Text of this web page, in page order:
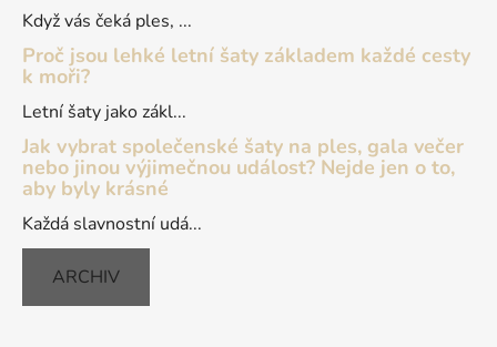
Když vás čeká ples, ...
Proč jsou lehké letní šaty základem každé cesty
k moři?
Letní šaty jako zákl...
Jak vybrat společenské šaty na ples, gala večer
nebo jinou výjimečnou událost? Nejde jen o to,
aby byly krásné
Každá slavnostní udá...
ARCHIV